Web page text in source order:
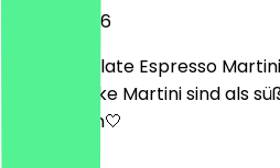
13 May 2026
der Chocolate Espresso
Cheesecake Martini sind als
empfehlen🤍